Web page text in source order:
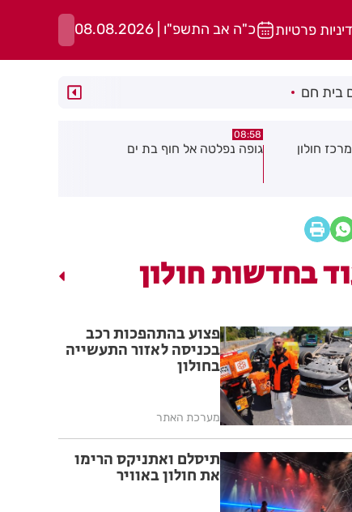
פרטיות כ"ה אב התשפ"ו | 08.08.2026
בית חם
ים
08:29
חשד להצתה בשלושה מוקדים ברמת
בחדשות חולון
פצוע בהתהפכות רכב
בכניסה לאזור התעשייה
בחולון
מערכת האתר
תיסלם ואתניקס הרימו
את חולון באוויר